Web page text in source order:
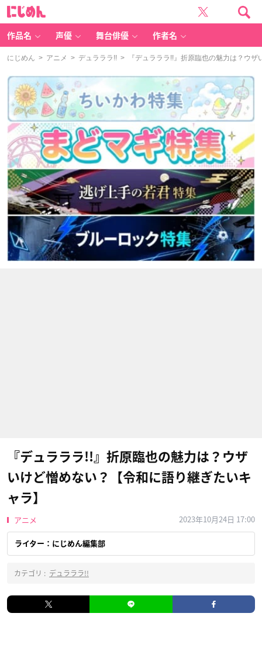
作品名 声優 舞台俳優 作者名
にじめん > アニメ > デュラララ!! > 『デュラララ!!』折原臨也の魅力は？ウザ
『デュラララ!!』折原臨也の魅力は？ウザ
いけど憎めない？【令和に語り継ぎたいキ
ャラ】
アニメ 2023年10月24日 17:00
ライター：にじめん編集部
カテゴリ : デュラララ!!